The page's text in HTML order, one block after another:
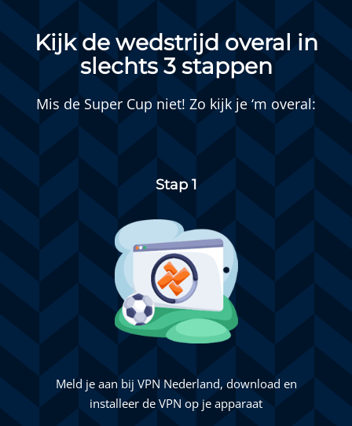
Kijk de wedstrijd overal in
slechts 3 stappen
Mis de Super Cup niet! Zo kijk je ‘m overal:
Stap 1
Meld je aan bij VPN Nederland, download en
installeer de VPN op je apparaat